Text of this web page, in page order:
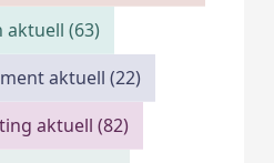
aktuell(63)
aktuell(22)
aktuell(82)